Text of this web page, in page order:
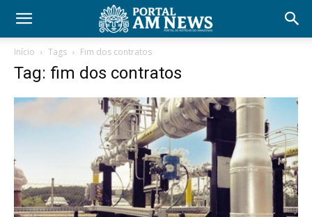
Início Tags Fim dos contratos
Tag: fim dos contratos